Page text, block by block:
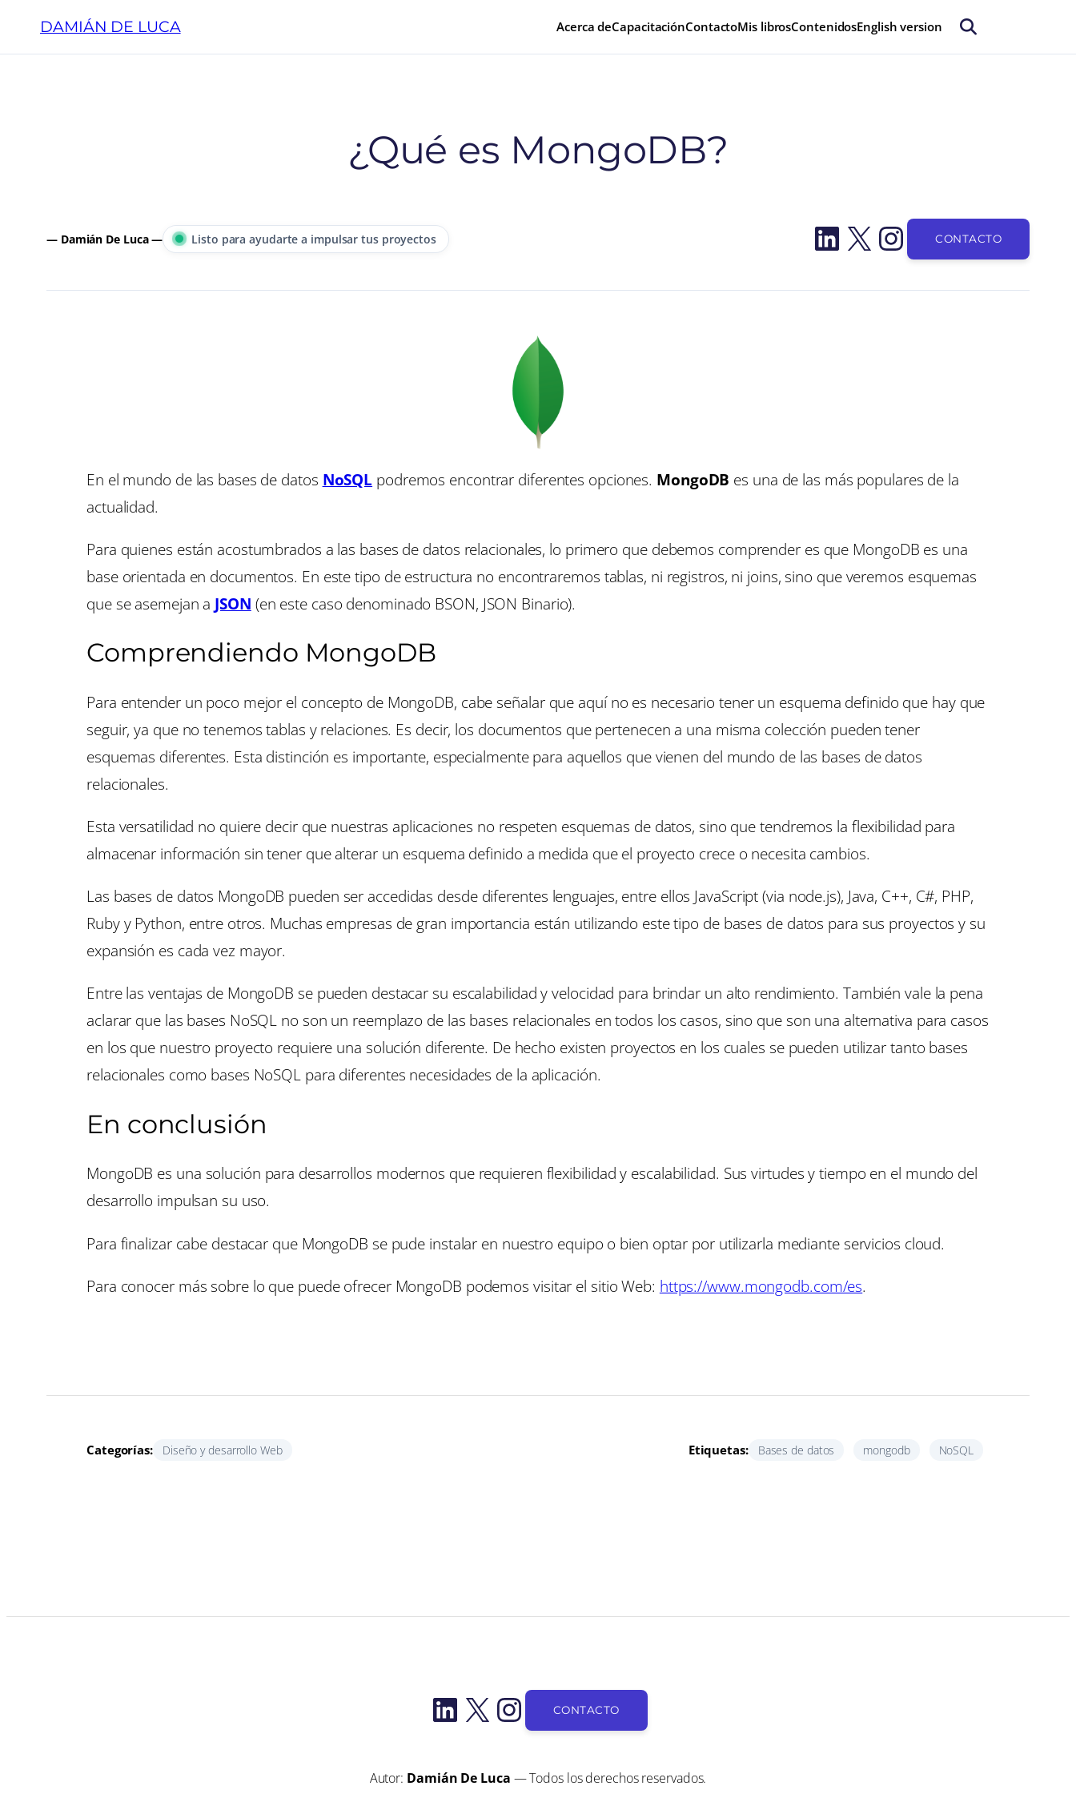
contenido
DAMIÁN DE LUCA Acerca deCapacitaciónContactoMis librosContenidosEnglish version
¿Qué es MongoDB?
— Damián De Luca — Listo para ayudarte a impulsar tus proyectos LinkedIn
X Instagram
CONTACTO
En el mundo de las bases de datos NoSQL podremos encontrar diferentes opciones. MongoDB es una de las más populares de la
actualidad.
Para quienes están acostumbrados a las bases de datos relacionales, lo primero que debemos comprender es que MongoDB es una
base orientada en documentos. En este tipo de estructura no encontraremos tablas, ni registros, ni joins, sino que veremos esquemas
que se asemejan a JSON (en este caso denominado BSON, JSON Binario).
Comprendiendo MongoDB
Para entender un poco mejor el concepto de MongoDB, cabe señalar que aquí no es necesario tener un esquema definido que hay que
seguir, ya que no tenemos tablas y relaciones. Es decir, los documentos que pertenecen a una misma colección pueden tener
esquemas diferentes. Esta distinción es importante, especialmente para aquellos que vienen del mundo de las bases de datos
relacionales.
Esta versatilidad no quiere decir que nuestras aplicaciones no respeten esquemas de datos, sino que tendremos la flexibilidad para
almacenar información sin tener que alterar un esquema definido a medida que el proyecto crece o necesita cambios.
Las bases de datos MongoDB pueden ser accedidas desde diferentes lenguajes, entre ellos JavaScript (via node.js), Java, C++, C#, PHP,
Ruby y Python, entre otros. Muchas empresas de gran importancia están utilizando este tipo de bases de datos para sus proyectos y su
expansión es cada vez mayor.
Entre las ventajas de MongoDB se pueden destacar su escalabilidad y velocidad para brindar un alto rendimiento. También vale la pena
aclarar que las bases NoSQL no son un reemplazo de las bases relacionales en todos los casos, sino que son una alternativa para casos
en los que nuestro proyecto requiere una solución diferente. De hecho existen proyectos en los cuales se pueden utilizar tanto bases
relacionales como bases NoSQL para diferentes necesidades de la aplicación.
En conclusión
MongoDB es una solución para desarrollos modernos que requieren flexibilidad y escalabilidad. Sus virtudes y tiempo en el mundo del
desarrollo impulsan su uso.
Para finalizar cabe destacar que MongoDB se pude instalar en nuestro equipo o bien optar por utilizarla mediante servicios cloud.
Para conocer más sobre lo que puede ofrecer MongoDB podemos visitar el sitio Web: https://www.mongodb.com/es.
Categorías: Diseño y desarrollo Web Etiquetas: Bases de datos mongodb NoSQL
LinkedIn
X Instagram
CONTACTO
Autor: Damián De Luca — Todos los derechos reservados.